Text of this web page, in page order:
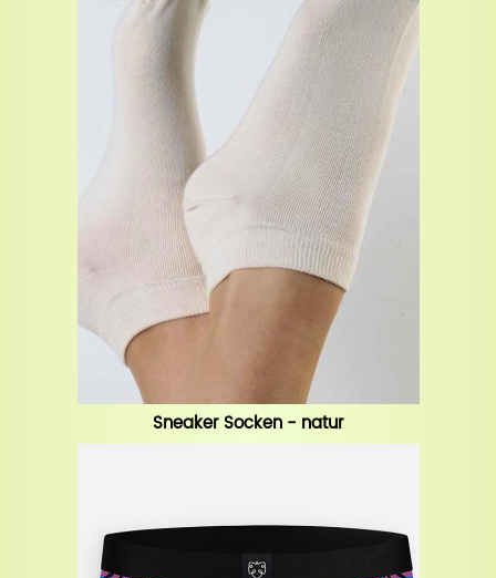
Sneaker Socken - natur